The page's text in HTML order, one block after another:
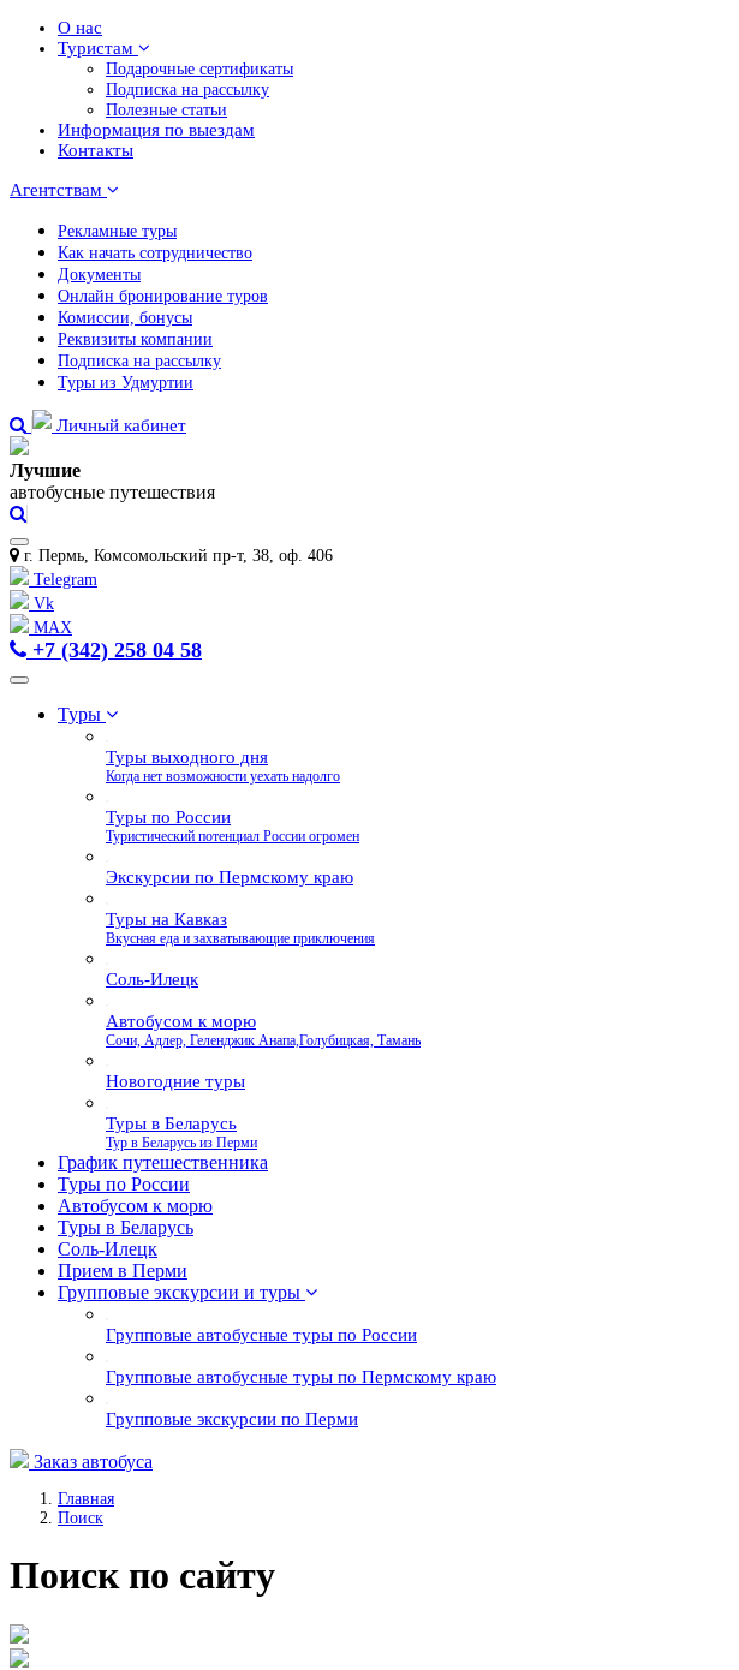
О нас
Туристам
Подарочные сертификаты
Подписка на рассылку
Полезные статьи
Информация по выездам
Контакты
Агентствам
Рекламные туры
Как начать сотрудничество
Документы
Онлайн бронирование туров
Комиссии, бонусы
Реквизиты компании
Подписка на рассылку
Туры из Удмуртии
Личный кабинет
Лучшие
автобусные путешествия
г. Пермь, Комсомольский пр-т, 38, оф. 406
Telegram
Vk
MAX
+7 (342) 258 04 58
Туры
Туры выходного дня
Когда нет возможности уехать надолго
Туры по России
Туристический потенциал России огромен
Экскурсии по Пермскому краю
Туры на Кавказ
Вкусная еда и захватывающие приключения
Соль-Илецк
Автобусом к морю
Сочи, Адлер, Геленджик Анапа,Голубицкая, Тамань
Новогодние туры
Туры в Беларусь
Тур в Беларусь из Перми
График путешественника
Туры по России
Автобусом к морю
Туры в Беларусь
Соль-Илецк
Прием в Перми
Групповые экскурсии и туры
Групповые автобусные туры по России
Групповые автобусные туры по Пермскому краю
Групповые экскурсии по Перми
Заказ автобуса
Главная
Поиск
Поиск по сайту